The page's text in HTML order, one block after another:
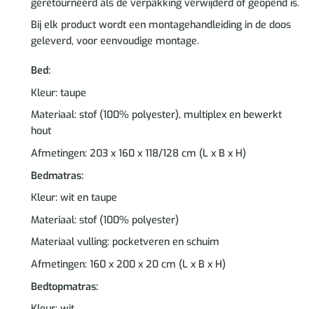
geretourneerd als de verpakking verwijderd of geopend is.
Bij elk product wordt een montagehandleiding in de doos
geleverd, voor eenvoudige montage.
Bed:
Kleur: taupe
Materiaal: stof (100% polyester), multiplex en bewerkt
hout
Afmetingen: 203 x 160 x 118/128 cm (L x B x H)
Bedmatras:
Kleur: wit en taupe
Materiaal: stof (100% polyester)
Materiaal vulling: pocketveren en schuim
Afmetingen: 160 x 200 x 20 cm (L x B x H)
Bedtopmatras: